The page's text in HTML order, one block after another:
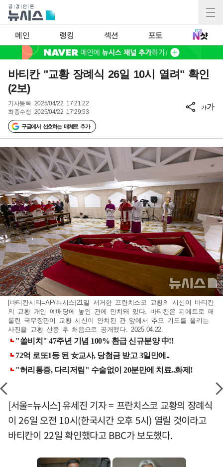
메인 랭킹 섹션 포토
바티칸 "교황 장례식 26일 10시 열려" 확인
(2보)
기사등록 2025/04/22 17:21:22
최종수정 2025/04/22 17:29:53
구글에서 선호하는 매체로 추가
가가
[바티칸시티=AP/뉴시스]21일 서거한 프란치스코 교황의 시신이 바티칸
의 교황 개인 예배당에 놓인 관에 안치돼 있다. 바티칸은 피에트로 패
롤린 국무장관이 교황 시신이 안치된 관 앞에서 추모 기도를 올리는
사진을 교황 선종 후 처음으로 공개했다. 2025.04.22.
[서울=뉴시스] 유세진 기자 = 프란치스코 교황의 장례식
이 26일 오전 10시(한국시간 오후 5시) 열릴 것이라고
바티칸이 22일 확인했다고 BBC가 보도했다.